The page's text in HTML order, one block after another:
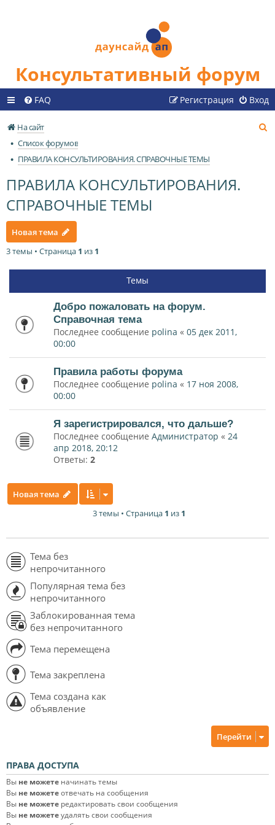
Консультативный форум
FAQ Вход
Регистрация
На сайт
Список форумов
ПРАВИЛА КОНСУЛЬТИРОВАНИЯ. СПРАВОЧНЫЕ ТЕМЫ
ПРАВИЛА КОНСУЛЬТИРОВАНИЯ.
СПРАВОЧНЫЕ ТЕМЫ
Новая тема
3 темы • Страница 1 из 1
Темы
Добро пожаловать на форум.
Справочная тема
Последнее сообщение polina « 05 дек 2011,
00:00
Правила работы форума
Последнее сообщение polina « 17 ноя 2008,
00:00
Я зарегистрировался, что дальше?
Последнее сообщение Администратор « 24
апр 2018, 20:12
Ответы: 2
Новая тема
3 темы • Страница 1 из 1
Тема без
непрочитанного
Популярная тема без
непрочитанного
Заблокированная тема
без непрочитанного
Тема перемещена
Тема закреплена
Тема создана как
объявление
Перейти
ПРАВА ДОСТУПА
Вы не можете начинать темы
Вы не можетеотвечать на сообщения
Вы не можете редактировать свои сообщения
Вы не можетеудалять свои сообщения